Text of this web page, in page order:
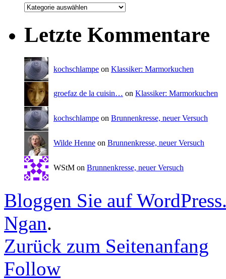
Letzte Kommentare
kochschlampe on Klassiker: Marmorkuchen
groefaz de la cuisin… on Klassiker: Marmorkuchen
kochschlampe on Brunnenkresse, neuer Versuch
Wilde Henne on Brunnenkresse, neuer Versuch
WStM on Brunnenkresse, neuer Versuch
Bloggen Sie auf
Ngan.
Zurück zum Seitenanfang
Follow